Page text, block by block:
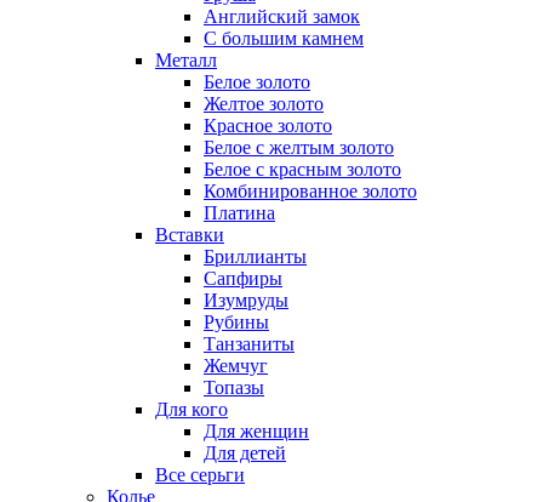
Английский замок
С большим камнем
Металл
Белое золото
Желтое золото
Красное золото
Белое с желтым золото
Белое с красным золото
Комбинированное золото
Платина
Вставки
Бриллианты
Сапфиры
Изумруды
Рубины
Танзаниты
Жемчуг
Топазы
Для кого
Для женщин
Для детей
Все серьги
Колье